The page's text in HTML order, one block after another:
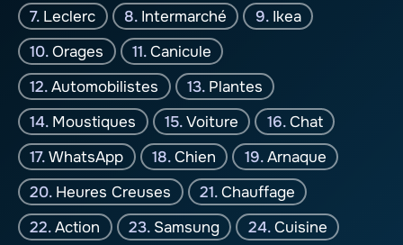
Leclerc
Intermarché
Ikea
Orages
Canicule
Automobilistes
Plantes
Moustiques
Voiture
Chat
WhatsApp
Chien
Arnaque
Heures Creuses
Chauffage
Action
Samsung Cuisine